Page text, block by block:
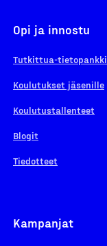
Opi ja innostu
Tutkittua-tietopankki
Koulutukset jäsenille
Koulutustallenteet
Blogit
Tiedotteet
Kampanjat